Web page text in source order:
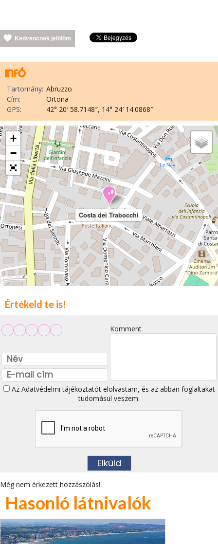
Kedvencnek jelölöm
Tartomány: Abruzzo
Cím:
Ortona
GPS:
42° 20′ 58.7148″, 14° 24′ 14.0868″
Costa dei Trabocchi
+
−
Értékeld te is!
Komment
Az Adatvédelmi tájékoztatótelolvastam, és az abban foglaltakat
tudomásul veszem.
Még nem érkezett hozzászólás!
Hasonló látnivalók